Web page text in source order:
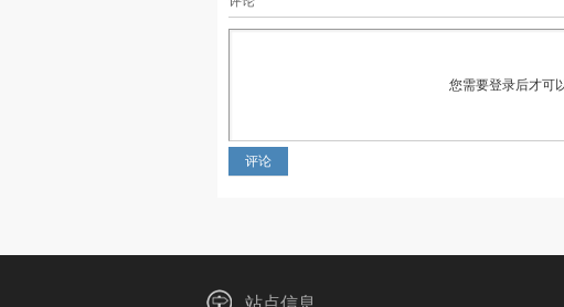
您需要登录后才可
评论
站点信息